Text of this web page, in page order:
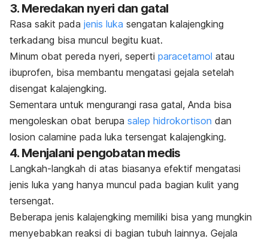
3. Meredakan nyeri dan gatal
Rasa sakit pada jenis luka sengatan kalajengking
terkadang bisa muncul begitu kuat.
Minum obat pereda nyeri, seperti paracetamol atau
ibuprofen, bisa membantu mengatasi gejala setelah
disengat kalajengking.
Sementara untuk mengurangi rasa gatal, Anda bisa
mengoleskan obat berupa salep hidrokortison dan
losion calamine pada luka tersengat kalajengking.
4. Menjalani pengobatan medis
Langkah-langkah di atas biasanya efektif mengatasi
jenis luka yang hanya muncul pada bagian kulit yang
tersengat.
Beberapa jenis kalajengking memiliki bisa yang mungkin
menyebabkan reaksi di bagian tubuh lainnya. Gejala